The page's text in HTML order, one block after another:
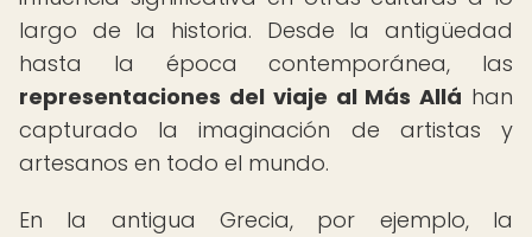
largo de la historia. Desde la antigüedad
hasta la época contemporánea, las
representaciones del viaje al Más Allá han
capturado la imaginación de artistas y
artesanos en todo el mundo.
En la antigua Grecia, por ejemplo, la